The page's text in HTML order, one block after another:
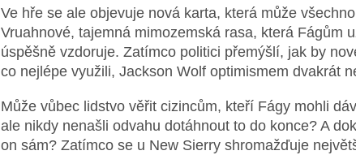
Ve hře se ale objevuje nová karta, která může
Vruahnové, tajemná mimozemská rasa, která Fágům
úspěšně vzdoruje. Zatímco politici přemýšlí, jak by
co nejlépe využili, Jackson Wolf optimismem dvakrát
Může vůbec lidstvo věřit cizincům, kteří Fágy mohli
ale nikdy nenašli odvahu dotáhnout to do konce? A
on sám? Zatímco se u New Sierry shromažďuje